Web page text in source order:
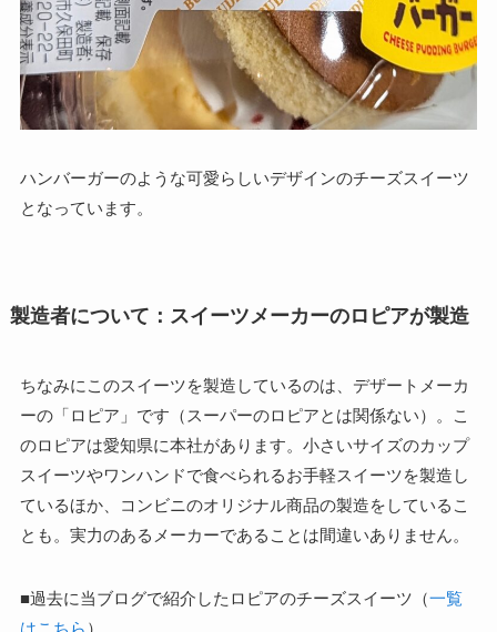
ハンバーガーのような可愛らしいデザインのチーズスイーツ
となっています。
製造者について：スイーツメーカーのロピアが製造
ちなみにこのスイーツを製造しているのは、デザートメーカ
ーの「ロピア」です（スーパーのロピアとは関係ない）。こ
のロピアは愛知県に本社があります。小さいサイズのカップ
スイーツやワンハンドで食べられるお手軽スイーツを製造し
ているほか、コンビニのオリジナル商品の製造をしているこ
とも。実力のあるメーカーであることは間違いありません。
■過去に当ブログで紹介したロピアのチーズスイーツ（一覧